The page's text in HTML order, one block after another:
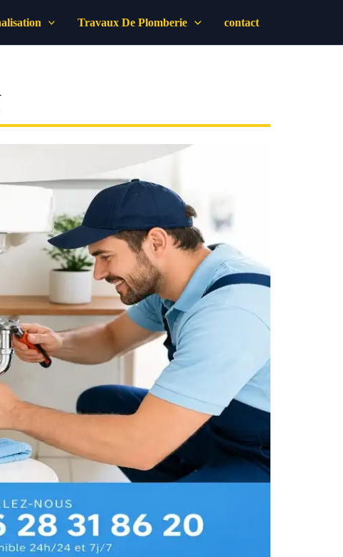
Travaux De Plomberie contact